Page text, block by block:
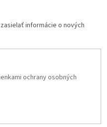
informácie o nových
ochrany osobných